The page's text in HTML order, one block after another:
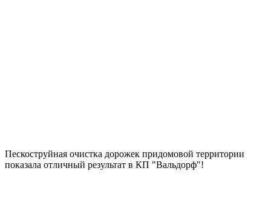
Пескоструйная очистка дорожек придомовой территории
показала отличный результат в КП "Вальдорф"!